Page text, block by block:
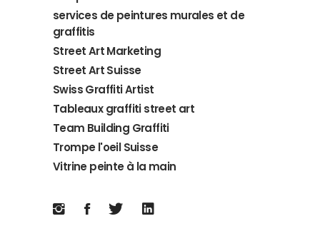
services de peintures murales et de
graffitis
Street Art Marketing
Street Art Suisse
Swiss Graffiti Artist
Tableaux graffiti street art
Team Building Graffiti
Trompe l'oeil Suisse
Vitrine peinte à la main